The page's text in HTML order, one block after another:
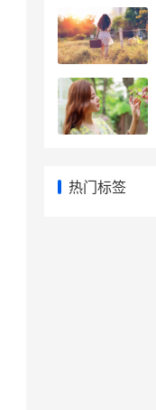
热门标签